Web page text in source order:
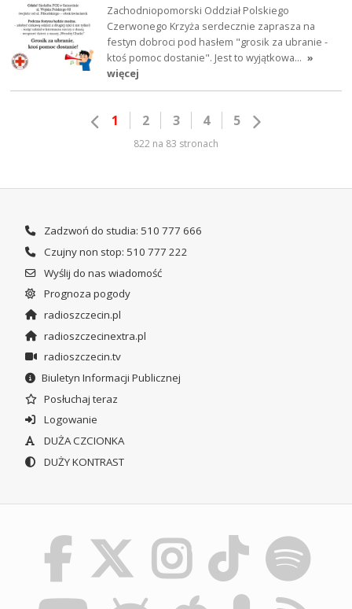
Zachodniopomorski Oddział Polskiego
Czerwonego Krzyża serdecznie zaprasza na
festyn dobroci pod hasłem "grosik za ubranie -
ktoś pomoc dostanie". Jest to wyjątkowa… »
więcej
1 2 3 4 5
822 na 83 stronach
Zadzwoń do studia: 510 777 666
Czujny non stop: 510 777 222
Wyślij do nas wiadomość
Prognoza pogody
radioszczecin.pl
radioszczecinextra.pl
radioszczecin.tv
Biuletyn Informacji Publicznej
Posłuchaj teraz
Logowanie
DUŻA CZCIONKA
DUŻY KONTRAST